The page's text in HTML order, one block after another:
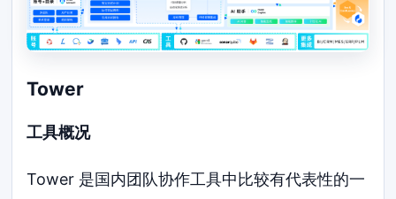
Tower
工具概况
Tower 是国内团队协作工具中比较有代表性的一